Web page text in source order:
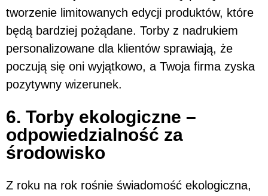
tworzenie limitowanych edycji produktów, które
będą bardziej pożądane. Torby z nadrukiem
personalizowane dla klientów sprawiają, że
poczują się oni wyjątkowo, a Twoja firma zyska
pozytywny wizerunek.
6. Torby ekologiczne –
odpowiedzialność za
środowisko
Z roku na rok rośnie świadomość ekologiczna,